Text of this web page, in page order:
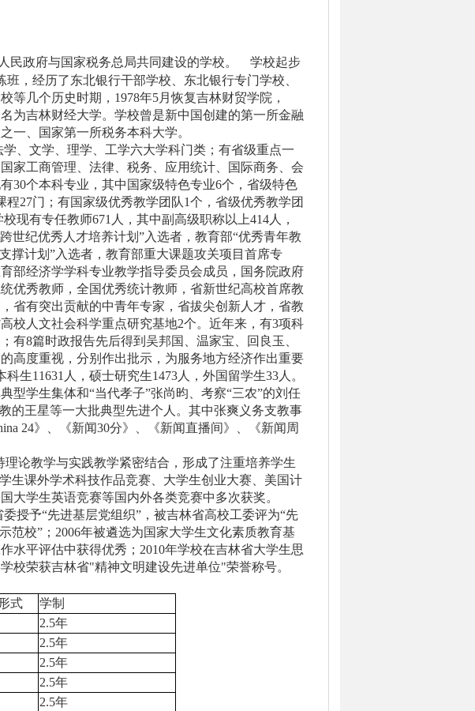
政府与国家税务总局共同建设的学校。
学校起步
，经历了东北银行干部学校、东北银行专门学校、
等几个历史时期， 1978年5月恢复吉林财贸学院，
为吉林财经大学。学校曾是新中国创建的第一所金融
一、国家第一所税务本科大学。
、文学、理学、工学六大学科门类；有省级重点一
家工商管理、法律、税务、应用统计、国际商务、会
30个本科专业，其中国家级特色专业6个，省级特色
程27门；有国家级优秀教学团队1个，省级优秀教学团
校现有专任教师671 人，其中副高级职称以上414人，
世纪优秀人才培养计划”入选者，教育部“优秀青年教
撑计划”入选者，教育部重大课题攻关项目首席专
部经济学学科专业教学指导委员会成员，国务院政府
优秀教师，全国优秀统计教师，省新世纪高校首席教
省有突出贡献的中青年专家，省拔尖创新人才，省教
校人文社会科学重点研究基地2个。近年来，有3项科
有8篇时政报告先后得到吴邦国、温家宝、回良玉、
高度重视，分别作出批示，为服务地方经济作出重要
科生11631 人，硕士研究生1473人，外国留学生33人。
型学生集体和“当代孝子”张尚昀、考察“三农”的刘任
的王星等一大批典型先进个人。其中张爽义务支教事
24》、《新闻30分》、《新闻直播间》、《新闻周
论教学与实践教学紧密结合，形成了注重培养学生
生课外学术科技作品竞赛、大学生创业大赛、美国计
大学生英语竞赛等国内外各类竞赛中多次获奖。
授予“先进基层党组织”，被吉林省高校工委评为“先
范校”； 2006年被遴选为国家大学生文化素质教育基
水平评估中获得优秀； 2010年学校在吉林省大学生思
校荣获吉林省"精神文明建设先进单位"荣誉称号。
式
学制
2.5年
2.5年
2.5年
2.5年
2.5年